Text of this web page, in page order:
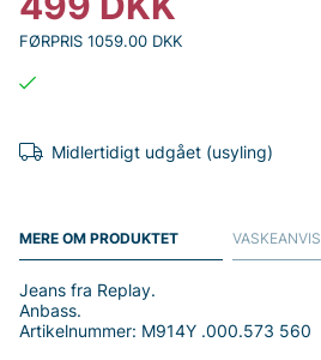
FØRPRIS 1059.00 DKK
Midlertidigt udgået (usyling)
MERE OM PRODUKTET
Jeans fra Replay.
Anbass.
Artikelnummer: M914Y .000.573 560